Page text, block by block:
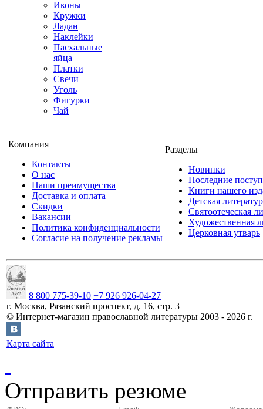
Иконы
Кружки
Ладан
Наклейки
Пасхальные
яйца
Платки
Свечи
Уголь
Фигурки
Чай
Компания
Контакты
О нас
Наши преимущества
Доставка и оплата
Скидки
Вакансии
Политика конфиденциальности
Согласие на получение рекламы
Разделы
Новинки
Последние
Книги нашего
Детская
Святоотеческая
Художественная
Церковная утварь
8 800 775-39-10 +7 926 926-04-27
г. Москва, Рязанский проспект, д. 16, стр. 3
© Интернет-магазин православной литературы 2003 - 2026 г.
Карта сайта
Отправить резюме